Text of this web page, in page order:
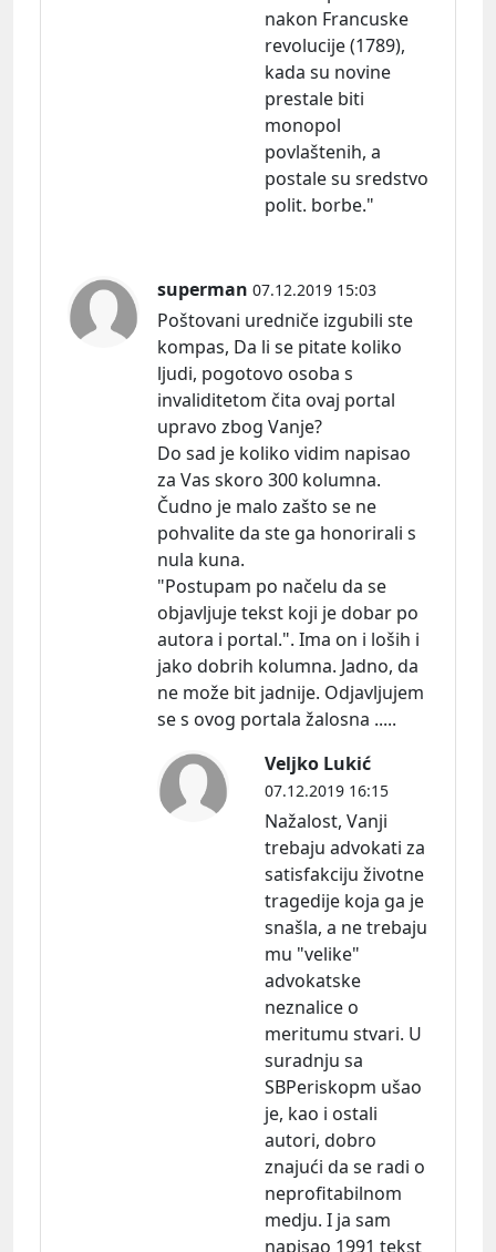
nakon Francuske
revolucije (1789),
kada su novine
prestale biti
monopol
povlaštenih, a
postale su sredstvo
polit. borbe."
superman 07.12.2019 15:03
Poštovani uredniče izgubili ste
kompas, Da li se pitate koliko
ljudi, pogotovo osoba s
invaliditetom čita ovaj portal
upravo zbog Vanje?
Do sad je koliko vidim napisao
za Vas skoro 300 kolumna.
Čudno je malo zašto se ne
pohvalite da ste ga honorirali s
nula kuna.
"Postupam po načelu da se
objavljuje tekst koji je dobar po
autora i portal.". Ima on i loših i
jako dobrih kolumna. Jadno, da
ne može bit jadnije. Odjavljujem
se s ovog portala žalosna .....
Veljko Lukić
07.12.2019 16:15
Nažalost, Vanji
trebaju advokati za
satisfakciju životne
tragedije koja ga je
snašla, a ne trebaju
mu "velike"
advokatske
neznalice o
meritumu stvari. U
suradnju sa
SBPeriskopm ušao
je, kao i ostali
autori, dobro
znajući da se radi o
neprofitabilnom
medju. I ja sam
napisao 1991 tekst